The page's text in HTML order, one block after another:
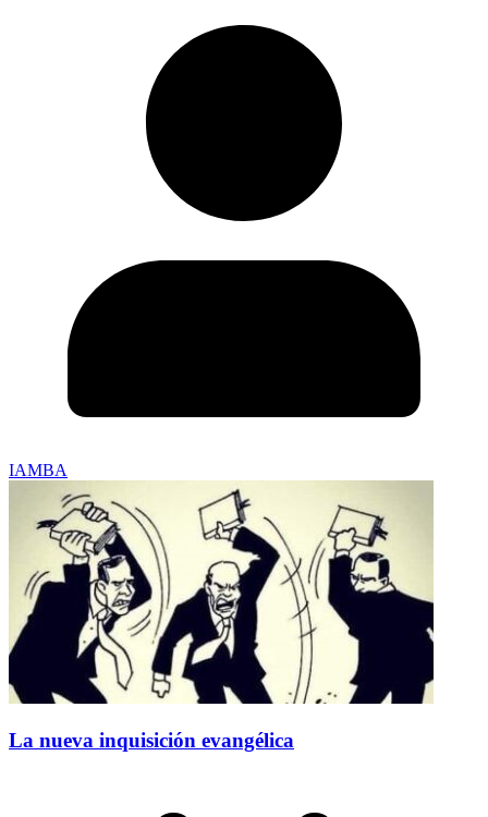
IAMBA
La nueva inquisición evangélica